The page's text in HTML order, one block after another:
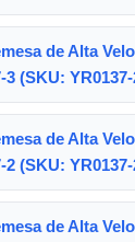
de Alta
3 (SKU:
de Alta
2 (SKU:
de Alta